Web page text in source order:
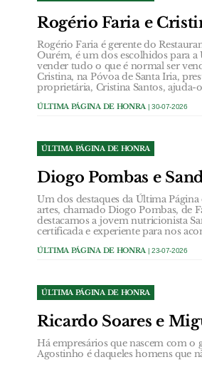
Rogério Faria e
Rogério Faria é gerente do
Ourém, é um dos escolhidos para a
vender tudo o que é normal ser
Cristina, na Póvoa de Santa Iria,
proprietária, Cristina Santos, ajuda-
ÚLTIMA PÁGINA DE HONRA | 30-07-2026
ÚLTIMA PÁGINA DE HONRA
Diogo Pombas e
Um dos destaques da Última
artes, chamado Diogo Pombas, de
destacamos a jovem nutricionista
certificada e experiente para nos
ÚLTIMA PÁGINA DE HONRA | 23-07-2026
ÚLTIMA PÁGINA DE HONRA
Ricardo Soares e
Há empresários que nascem com o
Agostinho é daqueles homens que